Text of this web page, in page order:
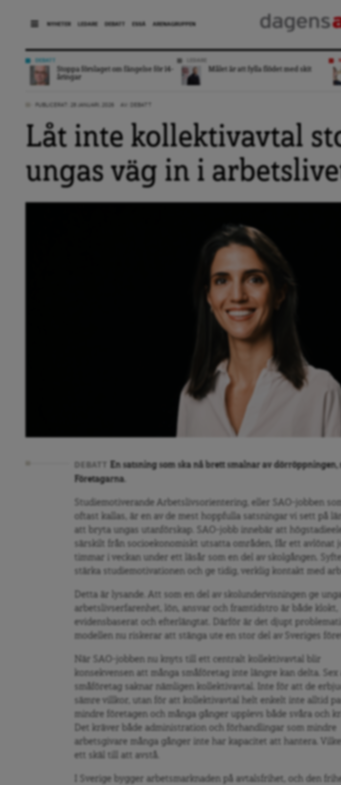
NYHETER LEDARE DEBATT ESSÄ ARENAGRUPPEN
Stoppa förslaget om fängelse för 14-
åringar
Målet är att fylla flödet med skit
Låt inte kollektivavtal
ungas väg in i
DEBATT
En satsning som ska nå brett smalnar av dörröppningen,
Företagarna.
Studiemotiverande Arbetslivsorientering, eller SAO-jobben
oftast kallas, är en av de mest hoppfulla satsningar vi sett på
att bryta ungas utanförskap. SAO-jobb innebär att
särskilt från socioekonomiskt utsatta områden, får ett avlönat
timmar i veckan under ett läsår som en del av skolgången.
stärka studiemotivationen och ge tidig, verklig kontakt med
Detta är lysande. Att som en del av skolundervisningen ge
arbetslivserfarenhet, lön, ansvar och framtidstro är både klokt,
evidensbaserat och efterlängtat. Därför är det djupt
modellen nu riskerar att stänga ute en stor del av Sveriges
När SAO-jobben nu knyts till ett centralt kollektivavtal blir
konsekvensen att många småföretag inte längre kan delta. Sex
småföretag saknar nämligen kollektivavtal. Inte för att de
sämre villkor, utan för att kollektivavtal helt enkelt inte alltid
mindre företagen och många gånger upplevs både svåra och
Det kräver både administration och förhandlingar som mindre
arbetsgivare många gånger inte har kapacitet att hantera.
ett skäl till att avstå.
I Sverige bygger arbetsmarknaden på avtalsfrihet, och den